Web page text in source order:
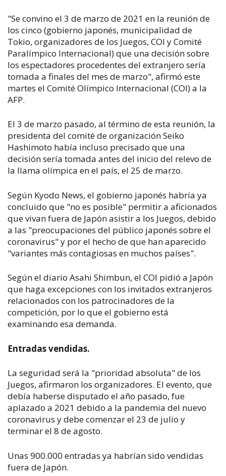
"Se convino el 3 de marzo de 2021 en la reunión de
los cinco (gobierno japonés, municipalidad de
Tokio, organizadores de los Juegos, COI y Comité
Paralímpico Internacional) que una decisión sobre
los espectadores procedentes del extranjero sería
tomada a finales del mes de marzo", afirmó este
martes el Comité Olímpico Internacional (COI) a la
AFP.
El 3 de marzo pasado, al término de esta reunión, la
presidenta del comité de organización Seiko
Hashimoto había incluso precisado que una
decisión sería tomada antes del inicio del relevo de
la llama olímpica en el país, el 25 de marzo.
Según Kyodo News, el gobierno japonés habría ya
concluido que "no es posible" permitir a aficionados
que vivan fuera de Japón asistir a los Juegos, debido
a las "preocupaciones del público japonés sobre el
coronavirus" y por el hecho de que han aparecido
"variantes más contagiosas en muchos países".
Según el diario Asahi Shimbun, el COI pidió a Japón
que haga excepciones con los invitados extranjeros
relacionados con los patrocinadores de la
competición, por lo que el gobierno está
examinando esa demanda.
Entradas vendidas.
La seguridad será la "prioridad absoluta" de los
Juegos, afirmaron los organizadores. El evento, que
debía haberse disputado el año pasado, fue
aplazado a 2021 debido a la pandemia del nuevo
coronavirus y debe comenzar el 23 de julio y
terminar el 8 de agosto.
Unas 900.000 entradas ya habrían sido vendidas
fuera de Japón.